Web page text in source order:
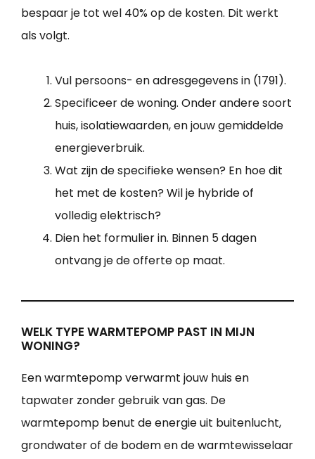
bespaar je tot wel 40% op de kosten. Dit werkt
als volgt.
Vul persoons- en adresgegevens in (1791).
Specificeer de woning. Onder andere soort
huis, isolatiewaarden, en jouw gemiddelde
energieverbruik.
Wat zijn de specifieke wensen? En hoe dit
het met de kosten? Wil je hybride of
volledig elektrisch?
Dien het formulier in. Binnen 5 dagen
ontvang je de offerte op maat.
WELK TYPE WARMTEPOMP PAST IN MIJN
WONING?
Een warmtepomp verwarmt jouw huis en
tapwater zonder gebruik van gas. De
warmtepomp benut de energie uit buitenlucht,
grondwater of de bodem en de warmtewisselaar